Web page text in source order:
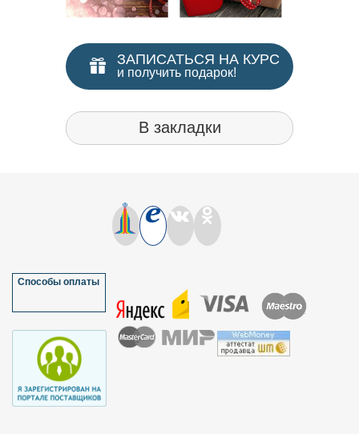
ЗАПИСАТЬСЯ НА КУРС
и получить подарок!
В закладки
Способы оплаты